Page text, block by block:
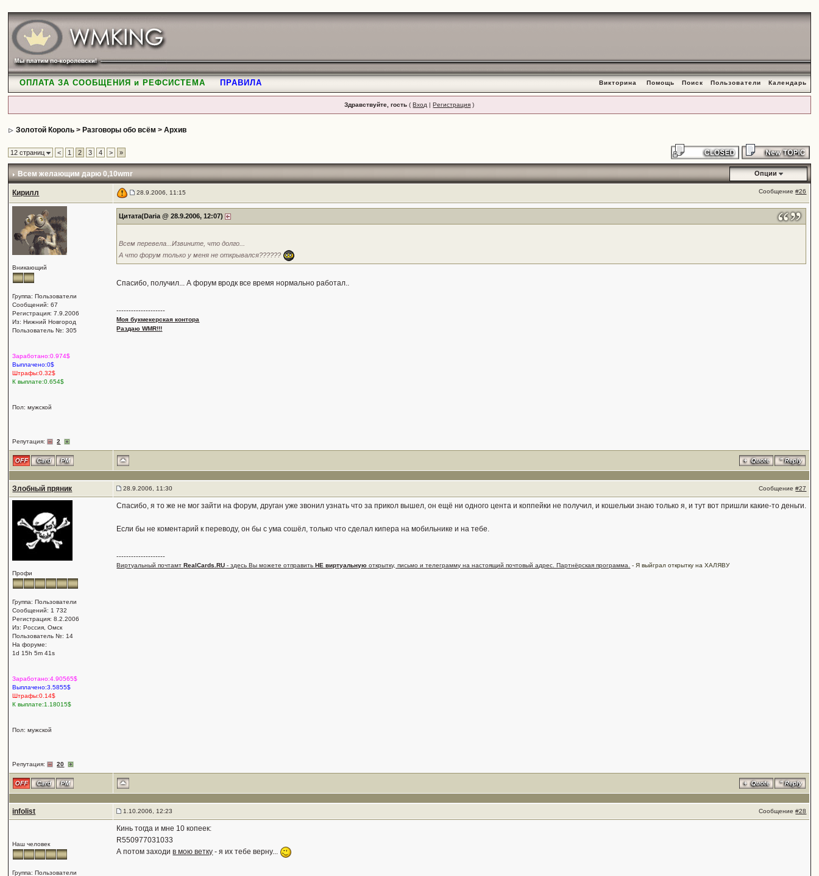
ОПЛАТА ЗА СООБЩЕНИЯ и РЕФСИСТЕМА ПРАВИЛА Викторина Помощь Поиск Пользователи Календарь
Здравствуйте, гость (Вход |Регистрация )
Золотой Король > Разговоры обо всём >Архив
12 страниц < 1 2 3 4 > »
Всем желающим дарю 0,10wmr Опции
Кирилл 28.9.2006, 11:15 Сообщение#26
Вникающий
Группа: Пользователи
Сообщений: 67
Регистрация: 7.9.2006
Из: Нижний Новгород
Пользователь №: 305
Заработано:0.974$
Выплачено:0$
Штрафы:0.32$
К выплате:0.654$
Пол: мужской
Репутация: 2
Цитата(Daria @ 28.9.2006, 12:07)
Всем перевела...Извините, что долго...
А что форум только у меня не открывался??????
Спасибо, получил... А форум вродк все время нормально работал..
--------------------
Моя букмекерская контора
Раздаю WMR!!!
Злобный пряник 28.9.2006, 11:30 Сообщение#27
Профи
Группа: Пользователи
Сообщений: 1 732
Регистрация: 8.2.2006
Из: Россия, Омск
Пользователь №: 14
На форуме:
1d 15h 5m 41s
Заработано:4.90565$
Выплачено:3.5855$
Штрафы:0.14$
К выплате:1.18015$
Пол: мужской
Репутация: 20
Спасибо, я то же не мог зайти на форум, друган уже звонил узнать что за прикол вышел, он ещё ни одного цента и коппейки не получил, и кошельки знаю только я, и тут вот пришли какие-то деньги.
Если бы не коментарий к переводу, он бы с ума сошёл, только что сделал кипера на мобильнике и на тебе.
--------------------
Виртуальный почтамтRealCards.RU - здесь Вы можете отправитьНЕ виртуальную открытку, письмо и телеграмму на настоящий почтовый адрес. Партнёрская программа. - Я выйграл открытку на ХАЛЯВУ
infolist 1.10.2006, 12:23 Сообщение#28
Наш человек
Группа: Пользователи
Кинь тогда и мне 10 копеек:
R550977031033
А потом заходив мою ветку - я их тебе верну...